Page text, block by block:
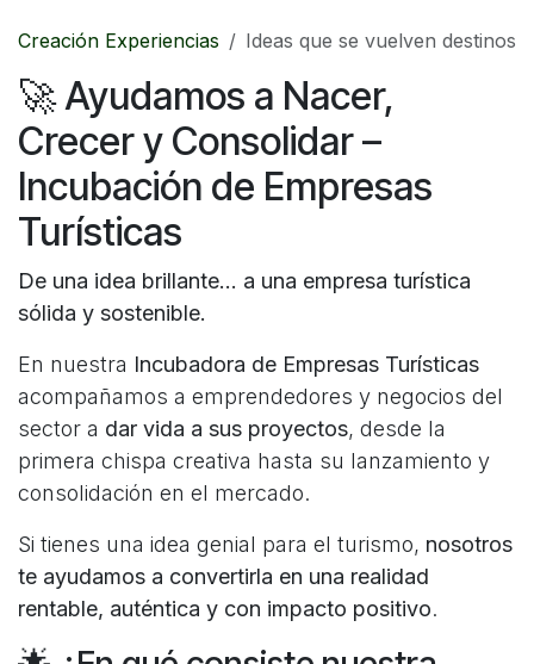
Creación Experiencias Ideas que se vuelven destinos
🚀 Ayudamos a Nacer,
Crecer y Consolidar –
Incubación de Empresas
Turísticas
De una idea brillante… a una empresa turística
sólida y sostenible.
En nuestra Incubadora de Empresas Turísticas
acompañamos a emprendedores y negocios del
sector a dar vida a sus proyectos, desde la
primera chispa creativa hasta su lanzamiento y
consolidación en el mercado.
Si tienes una idea genial para el turismo, nosotros
te ayudamos a convertirla en una realidad
rentable, auténtica y con impacto positivo.